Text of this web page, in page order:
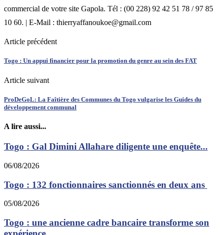
commercial de votre site Gapola. Tél : (00 228) 92 42 51 78 / 97 85
10 60. | E-Mail : thierryaffanoukoe@gmail.com
Article précédent
Togo : Un appui financier pour la promotion du genre au sein des FAT
Article suivant
ProDeGoL: La Faîtière des Communes du Togo vulgarise les Guides du
développement communal
A lire aussi...
Togo : Gal Dimini Allahare diligente une enquête...
06/08/2026
Togo : 132 fonctionnaires sanctionnés en deux ans
05/08/2026
Togo : une ancienne cadre bancaire transforme son